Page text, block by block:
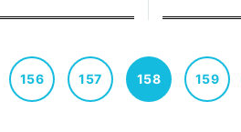
156 157 158 159